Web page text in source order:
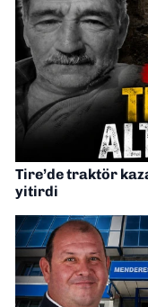
Tire’de traktör
yitirdi